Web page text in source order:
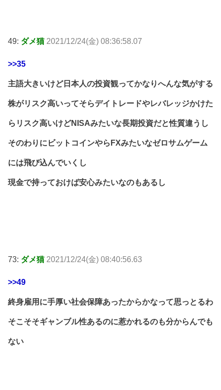
49: ダメ猫 2021/12/24(金) 08:36:58.07
>>35
主語大きいけど日本人の投資観ってかなりへんな気がする
株がリスク高いってそらデイトレードやレバレッジかけた
らリスク高いけどNISAみたいな長期投資だと性質違うし
そのわりにビットコインやらFXみたいなゼロサムゲーム
には飛び込んでいくし
現金で持っておけば安心みたいなのもあるし
73: ダメ猫 2021/12/24(金) 08:40:56.63
>>49
終身雇用に手厚い社会保障あったからかなって思っとるわ
そこそそギャンブル性あるのに惹かれるのも分からんでも
ない